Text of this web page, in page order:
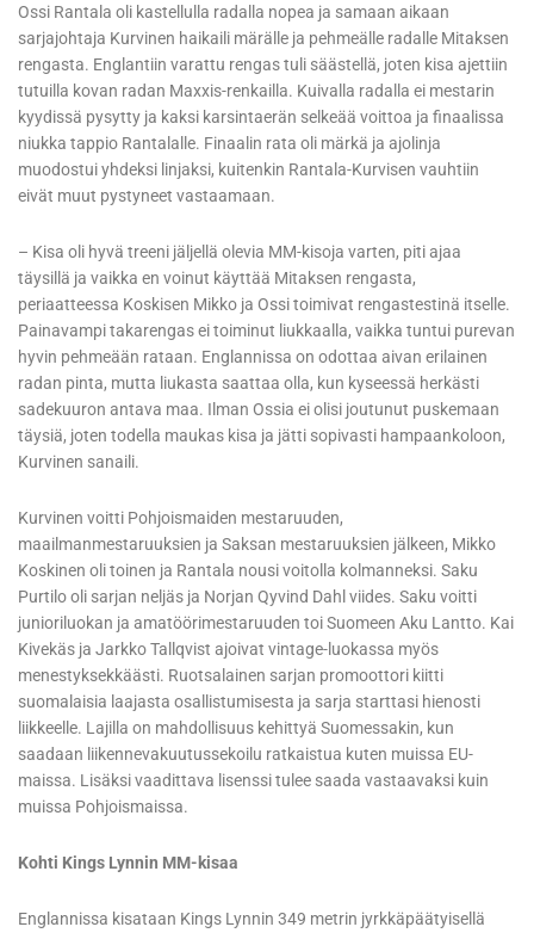
Ossi Rantala oli kastellulla radalla nopea ja samaan aikaan
sarjajohtaja Kurvinen haikaili märälle ja pehmeälle radalle Mitaksen
rengasta. Englantiin varattu rengas tuli säästellä, joten kisa ajettiin
tutuilla kovan radan Maxxis-renkailla. Kuivalla radalla ei mestarin
kyydissä pysytty ja kaksi karsintaerän selkeää voittoa ja finaalissa
niukka tappio Rantalalle. Finaalin rata oli märkä ja ajolinja
muodostui yhdeksi linjaksi, kuitenkin Rantala-Kurvisen vauhtiin
eivät muut pystyneet vastaamaan.
– Kisa oli hyvä treeni jäljellä olevia MM-kisoja varten, piti ajaa
täysillä ja vaikka en voinut käyttää Mitaksen rengasta,
periaatteessa Koskisen Mikko ja Ossi toimivat rengastestinä itselle.
Painavampi takarengas ei toiminut liukkaalla, vaikka tuntui purevan
hyvin pehmeään rataan. Englannissa on odottaa aivan erilainen
radan pinta, mutta liukasta saattaa olla, kun kyseessä herkästi
sadekuuron antava maa. Ilman Ossia ei olisi joutunut puskemaan
täysiä, joten todella maukas kisa ja jätti sopivasti hampaankoloon,
Kurvinen sanaili.
Kurvinen voitti Pohjoismaiden mestaruuden,
maailmanmestaruuksien ja Saksan mestaruuksien jälkeen, Mikko
Koskinen oli toinen ja Rantala nousi voitolla kolmanneksi. Saku
Purtilo oli sarjan neljäs ja Norjan Qyvind Dahl viides. Saku voitti
junioriluokan ja amatöörimestaruuden toi Suomeen Aku Lantto. Kai
Kivekäs ja Jarkko Tallqvist ajoivat vintage-luokassa myös
menestyksekkäästi. Ruotsalainen sarjan promoottori kiitti
suomalaisia laajasta osallistumisesta ja sarja starttasi hienosti
liikkeelle. Lajilla on mahdollisuus kehittyä Suomessakin, kun
saadaan liikennevakuutussekoilu ratkaistua kuten muissa EU-
maissa. Lisäksi vaadittava lisenssi tulee saada vastaavaksi kuin
muissa Pohjoismaissa.
Kohti Kings Lynnin MM-kisaa
Englannissa kisataan Kings Lynnin 349 metrin jyrkkäpäätyisellä